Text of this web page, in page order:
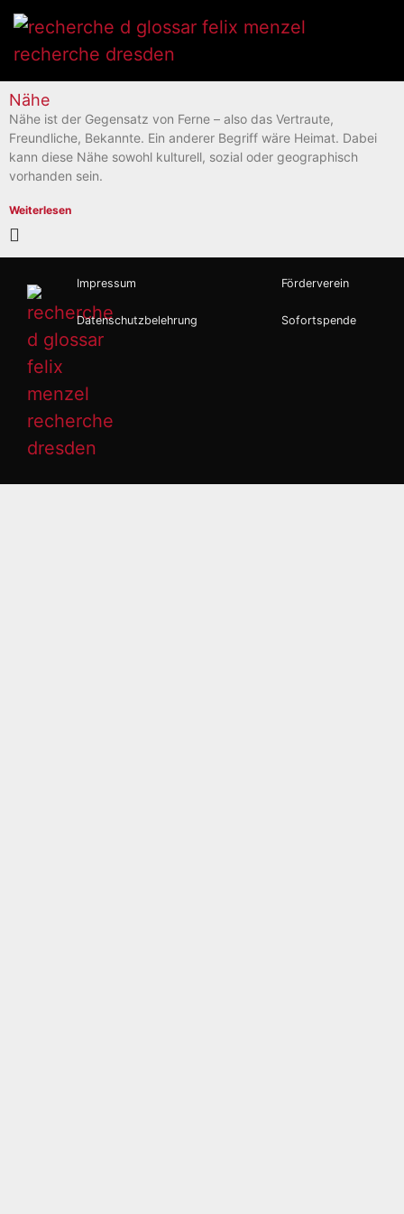
Nähe
Nähe ist der Gegensatz von Ferne – also das Vertraute,
Freundliche, Bekannte. Ein anderer Begriff wäre Heimat. Dabei
kann diese Nähe sowohl kulturell, sozial oder geographisch
vorhanden sein.
Weiterlesen
Impressum
Datenschutzbelehrung
Förderverein
Sofortspende